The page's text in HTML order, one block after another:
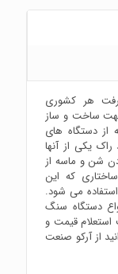
هر کشوری
ساخت و ساز
از دستگاه های
یکی از آنها
شن و ماسه از
که این
استفاده می شود.
دستگاه سنگ
قیمت و
از آرکو صنعت